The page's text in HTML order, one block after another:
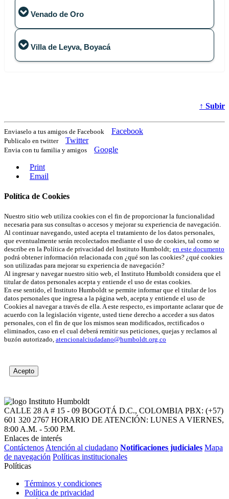
Calle 72 No. 12-65 Piso 7
Bogotá D.C.
PBX: (+571) 320 2767
Venado de Oro
Avenida Paseo Bolívar (Circunvalar) # 16-20
Bogotá, D.C.
PBX: (+571) 320 2767
Villa de Leyva, Boyacá
↑ Subir
Enviaselo a tus amigos de Facebook Facebook
Publicalo en twitter Twitter
Envia con tu familia y amigos
Google
Print
Email
Política de Cookies
Nuestro sitio web utiliza cookies con el fin de proporcionar la funcionalidad
necesaria para sus consultas o accesos y mejorar su experiencia de navegación.
Al continuar navegando, usted acepta el tratamiento de los datos personales,
que eventualmente serán recolectados mediante el uso de cookies, tal como se
describe en la Política de privacidad del Instituto Humboldt; en este documento
podrá obtener información relacionada con ¿qué son las cookies? ¿qué cookies
son utilizadas para mejorar su experiencia de navegación?
Al ingresar y navegar nuestro sitio web, el Instituto Humboldt considera que el
titular de datos personales acepta y entiende el uso de estas cookies.
En ese sentido, el Instituto Humboldt se permite informar que el titular de los
datos personales que ingresa a la página web, acepta y entiende el uso de
Cookies al navegar a través de ella. A este respecto, es importante aclarar que de
acuerdo con la legislación vigente, usted tiene derecho a acceder a sus datos
personales, con el fin de que los mismos sean modificados, rectificados o
eliminados, caso en el cual deberá remitir sus peticiones, quejas y reclamos al
buzón autorizado, atencionalciudadano@humboldt.org.co
Acepto
CALLE 28 A # 15 - 09 BOGOTÁ D.C., COLOMBIA PBX: (+57)
601 320 2767 HORARIO DE ATENCIÓN: LUNES A VIERNES,
8:00 A.M. - 5:00 P.M.
Enlaces de interés
Contáctenos Atención al ciudadano Notificaciones judiciales Mapa
de navegación Políticas institucionales
Políticas
Términos y condiciones
Política de privacidad